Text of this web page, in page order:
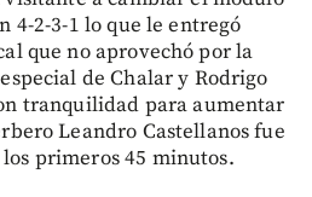
4-2-3-1 lo que le entregó
que no aprovechó por la
de Chalar y Rodrigo
tranquilidad para aumentar
Leandro Castellanos fue
primeros 45 minutos.